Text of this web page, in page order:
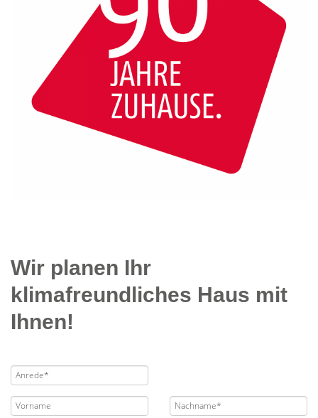
Wir planen Ihr
klimafreundliches Haus mit
Ihnen!